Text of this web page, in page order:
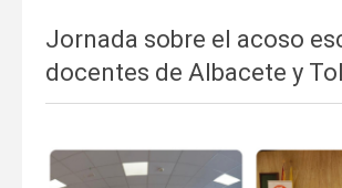
Jornada sobre el acoso
docentes de Albacete y